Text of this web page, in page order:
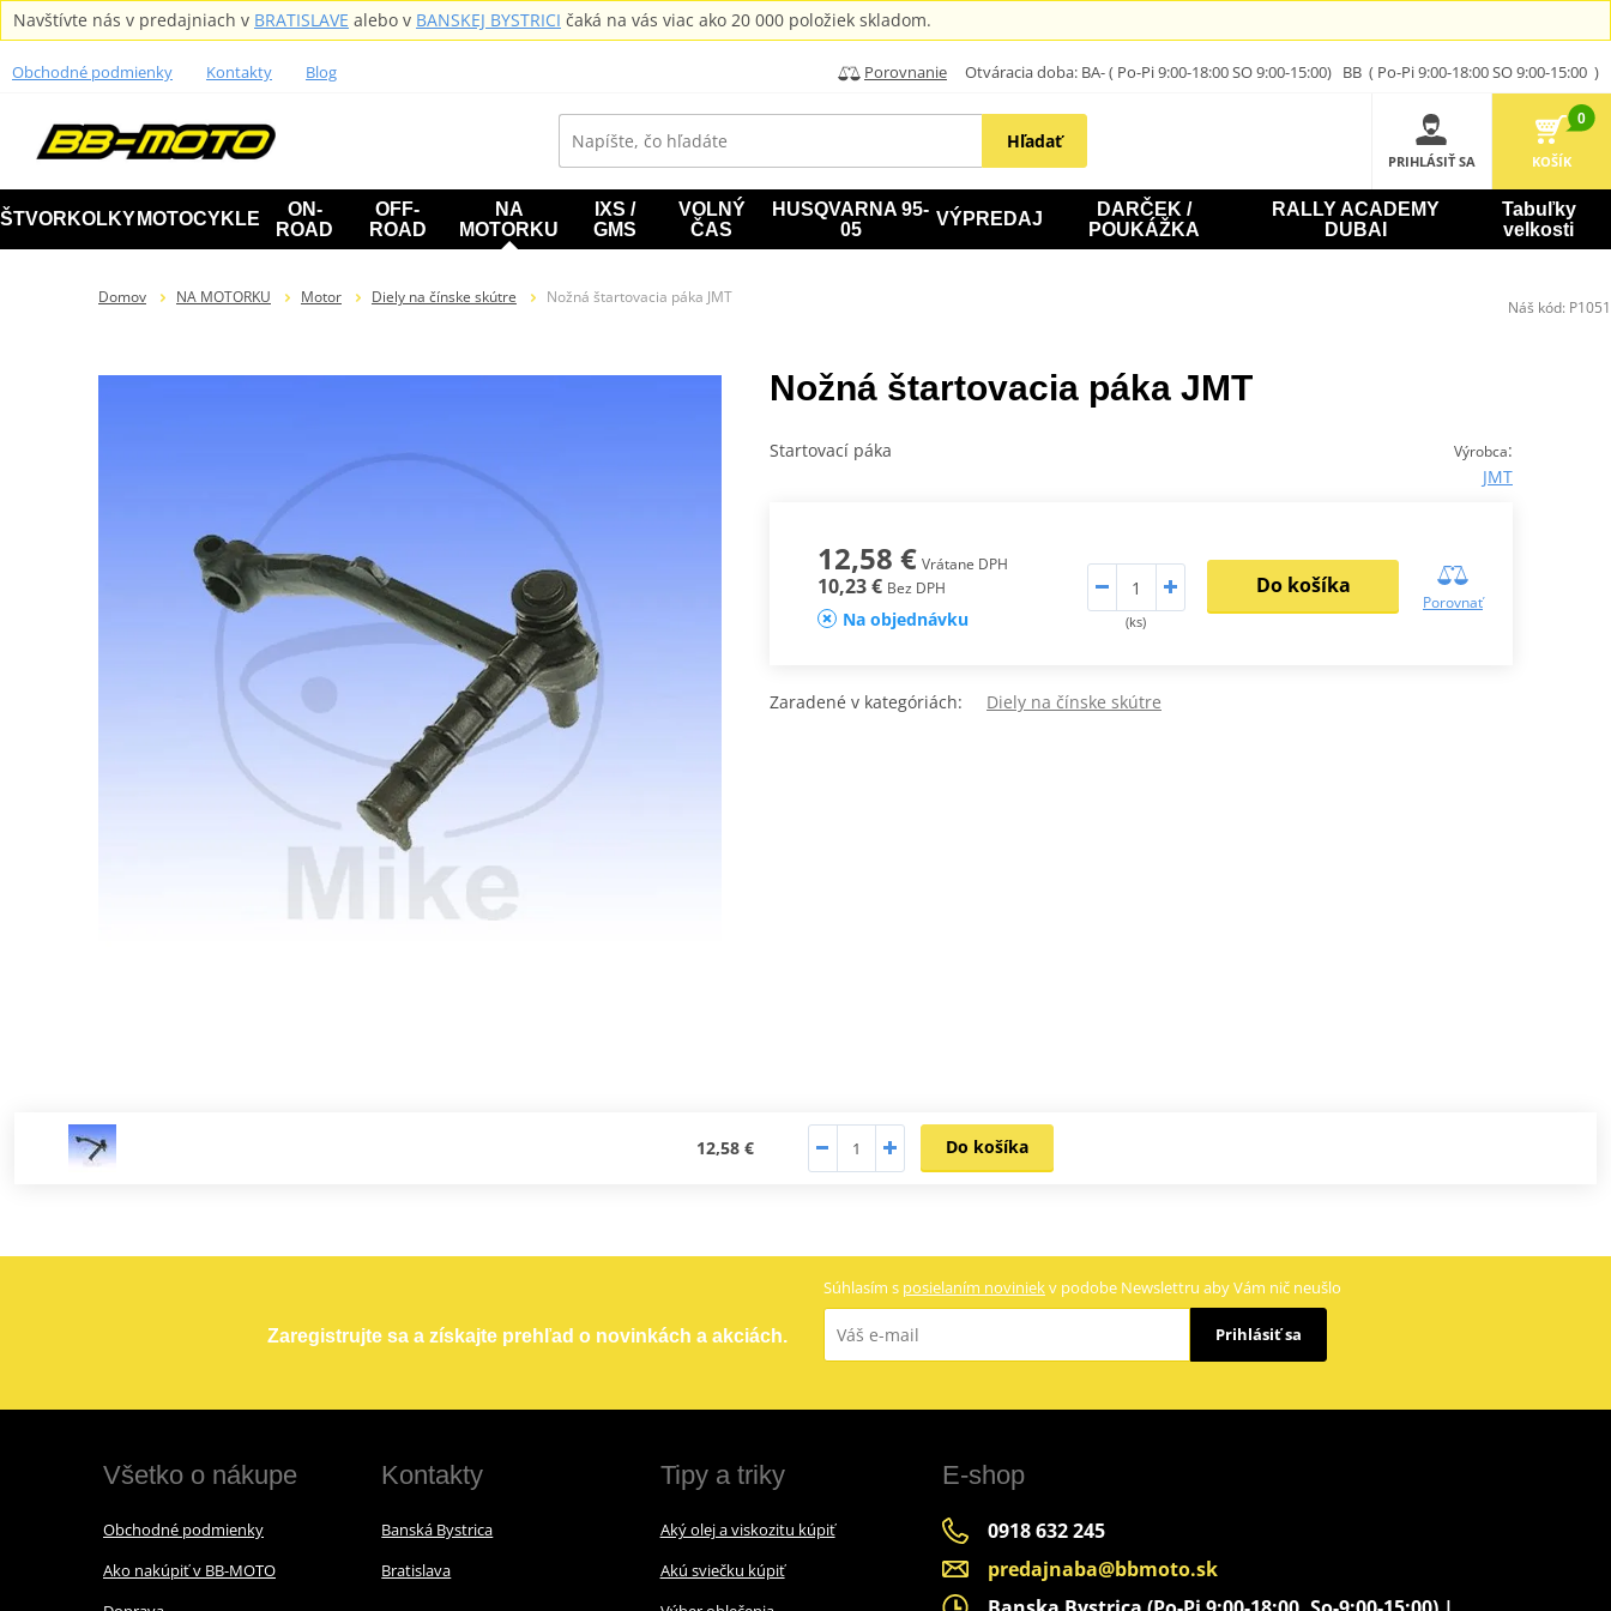
Navštívte nás v predajniach v BRATISLAVE alebo v BANSKEJ BYSTRICI čaká na vás viac ako 20 000 položiek skladom.
Obchodné podmienky Kontakty Blog Porovnanie Otváracia doba: BA- ( Po-Pi 9:00-18:00 SO 9:00-15:00) BB ( Po-Pi 9:00-18:00 SO 9:00-15:00 )
Hľadať
PRIHLÁSIŤ SA
0
KOŠÍK
ŠTVORKOLKY MOTOCYKLE
ON-
ROAD
OFF-
ROAD
NA
MOTORKU
IXS /
GMS
VOLNÝ
ČAS
HUSQVARNA 95-
05
VÝPREDAJ
DARČEK /
POUKÁŽKA
RALLY ACADEMY
DUBAI
Tabuľky
velkosti
Domov NA MOTORKU Motor Diely na čínske skútre Nožná štartovacia páka JMT
Nožná štartovacia páka JMT
Výrobca:
JMT
Startovací páka
12,58 € Vrátane DPH
10,23 € Bez DPH
Na objednávku (ks)
Do košíka
Porovnať
Zaradené v kategóriách: Diely na čínske skútre
12,58 € Do košíka
Náš kód: P1051
Zaregistrujte sa a získajte prehľad o novinkách a akciách.
Súhlasím s posielaním noviniekv podobe Newslettru aby Vám nič neušlo
Prihlásiť sa
Všetko o nákupe
Obchodné podmienky
Ako nakúpiť v BB-MOTO
Kontakty
Banská Bystrica
Bratislava
Tipy a triky
Aký olej a viskozitu kúpiť
Akú sviečku kúpiť
E-shop
0918 632 245
predajnaba@bbmoto.sk